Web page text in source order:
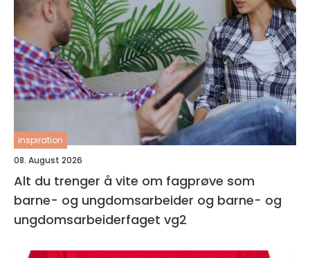
inspiration
08. August 2026
Alt du trenger å vite om fagprøve som
barne- og ungdomsarbeider og barne- og
ungdomsarbeiderfaget vg2